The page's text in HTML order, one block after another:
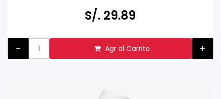
S/. 29.89
- Agr al Carrito +